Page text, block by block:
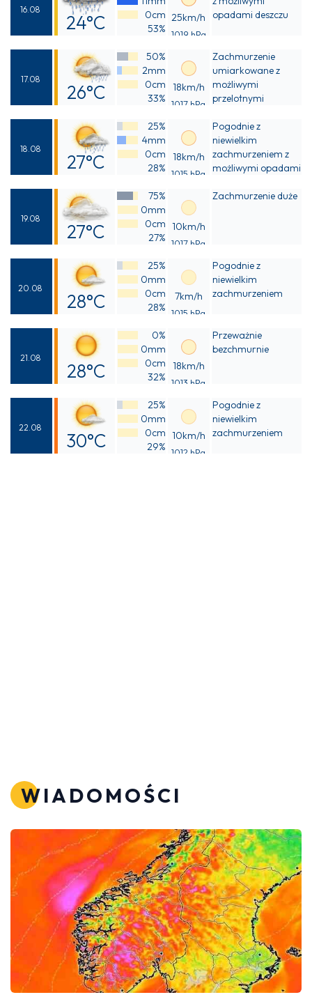
16.08
24°C
24°C
0cm
53%
25km/h
1019 hPa
opadami deszczu
17.08
26°C
25°C
50%
2mm
0cm
33%
18km/h
1017 hPa
Zachmurzenie
umiarkowane z
możliwymi
przelotnymi
18.08
27°C
27°C
25%
4mm
0cm
28%
18km/h
1015 hPa
Pogodnie z
niewielkim
zachmurzeniem z
możliwymi opadami
19.08
27°C
27°C
75%
0mm
0cm
27%
10km/h
1017 hPa
Zachmurzenie duże
20.08
28°C
27°C
25%
0mm
0cm
28%
7km/h
1015 hPa
Pogodnie z
niewielkim
zachmurzeniem
21.08
28°C
28°C
0%
0mm
0cm
32%
18km/h
1013 hPa
Przeważnie
bezchmurnie
22.08
30°C
25%
0mm
0cm
29%
10km/h
1012 hPa
Pogodnie z
niewielkim
zachmurzeniem
WIADOMOŚCI